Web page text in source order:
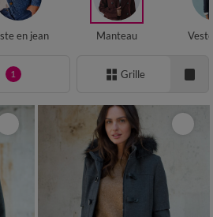
en jean Manteau
1 Grille